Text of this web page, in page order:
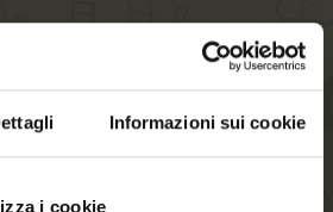
Informazioni sui cookie
i cookie
FORST
FORST bianco, manico in legno e